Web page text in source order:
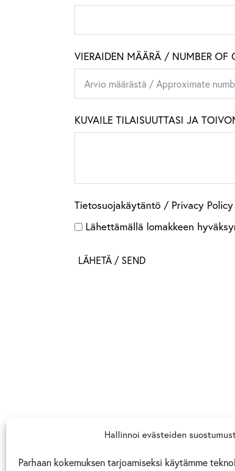
Hallinnoi evästeiden
Parhaan kokemuksen tarjoamiseksi käytämme
VIERAIDEN MÄÄRÄ / NUMBER OF
KUVAILE TILAISUUTTASI JA
Tietosuojakäytäntö / Privacy Policy
Lähettämällä lomakkeen
LÄHETÄ / SEND